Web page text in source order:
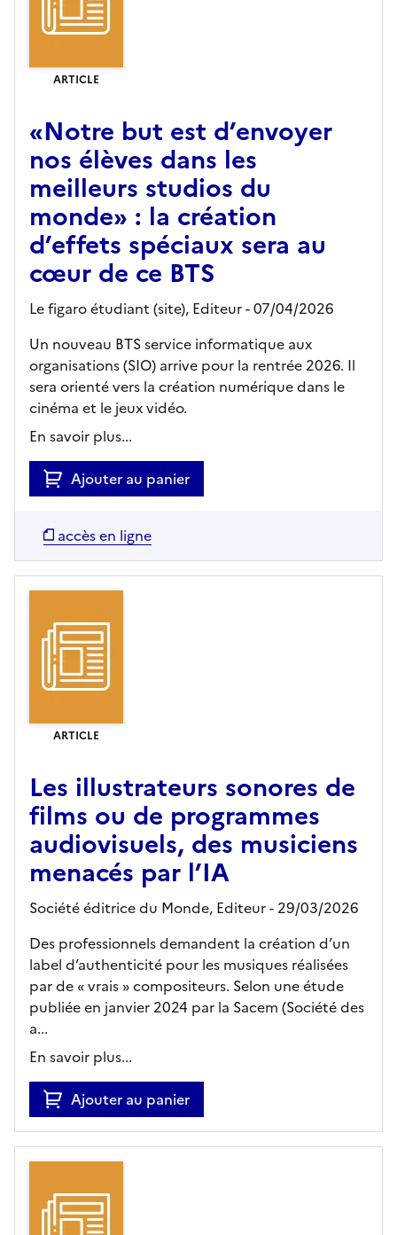
ARTICLE
«Notre but est d’envoyer
nos élèves dans les
meilleurs studios du
monde» : la création
d’effets spéciaux sera au
cœur de ce BTS
Le figaro étudiant (site), Editeur- 07/04/2026
Un nouveau BTS service informatique aux
organisations (SIO) arrive pour la rentrée 2026. Il
sera orienté vers la création numérique dans le
cinéma et le jeux vidéo.
En savoir plus...
Ajouter au panier
accès en ligne
ARTICLE
Les illustrateurs sonores de
films ou de programmes
audiovisuels, des musiciens
menacés par l’IA
Société éditrice du Monde, Editeur- 29/03/2026
Des professionnels demandent la création d’un
label d’authenticité pour les musiques réalisées
par de « vrais » compositeurs. Selon une étude
publiée en janvier 2024 par la Sacem (Société des
a...
En savoir plus...
Ajouter au panier